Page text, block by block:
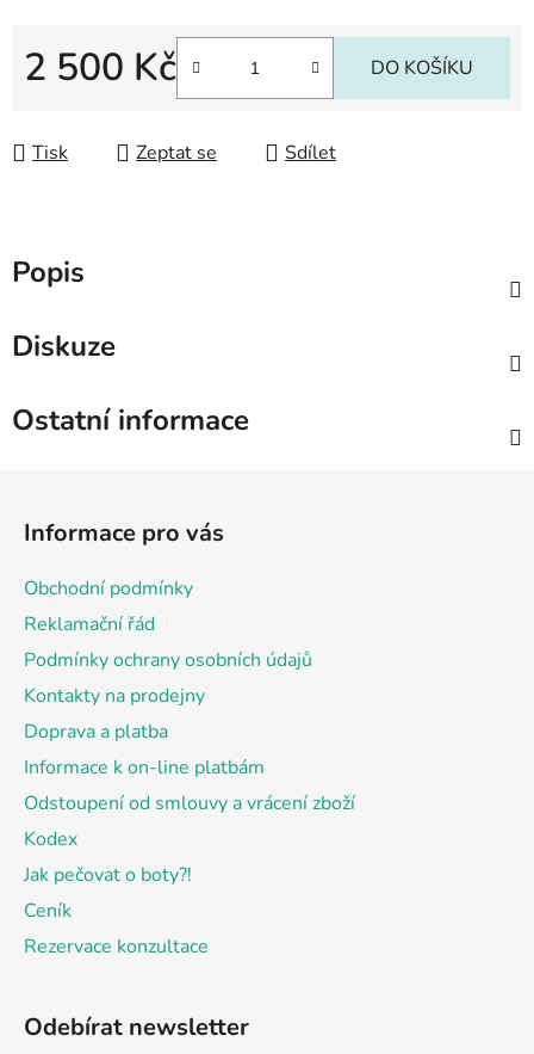
2 500 Kč DO KOŠÍKU
Tisk Zeptat se Sdílet
Popis
Diskuze
Ostatní informace
Informace pro vás
Obchodní podmínky
Reklamační řád
Podmínky ochrany osobních údajů
Kontakty na prodejny
Doprava a platba
Informace k on-line platbám
Odstoupení od smlouvy a vrácení zboží
Kodex
Jak pečovat o boty?!
Ceník
Rezervace konzultace
Odebírat newsletter